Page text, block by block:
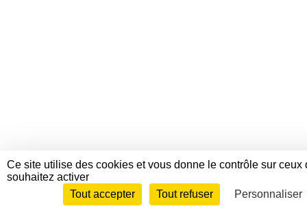
Envie de participer ?
Ce site utilise des cookies et vous donne le contrôle sur ceux
souhaitez activer
Tout accepter
Tout refuser Personnaliser